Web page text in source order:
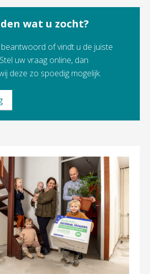
wat u zocht?
of vindt u de juiste
uw vraag online, dan
deze zo spoedig mogelijk.